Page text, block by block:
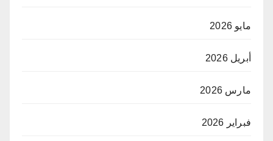
مايو 2026
أبريل 2026
مارس 2026
فبراير 2026